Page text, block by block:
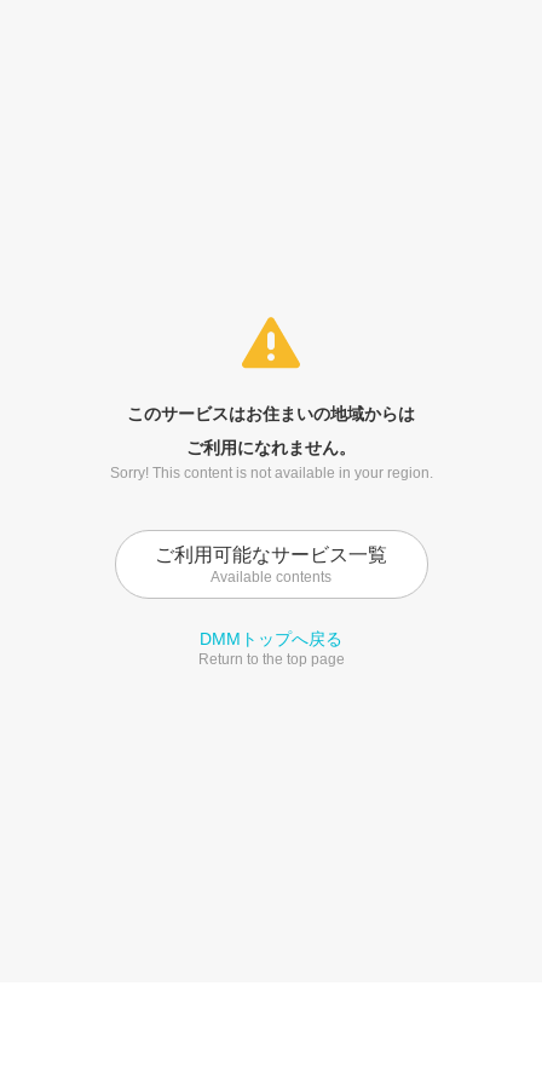
このサービスはお住まいの地域からは
ご利用になれません。
Sorry! This content is not available in your region.
ご利用可能なサービス一覧
Available contents
DMMトップへ戻る
Return to the top page